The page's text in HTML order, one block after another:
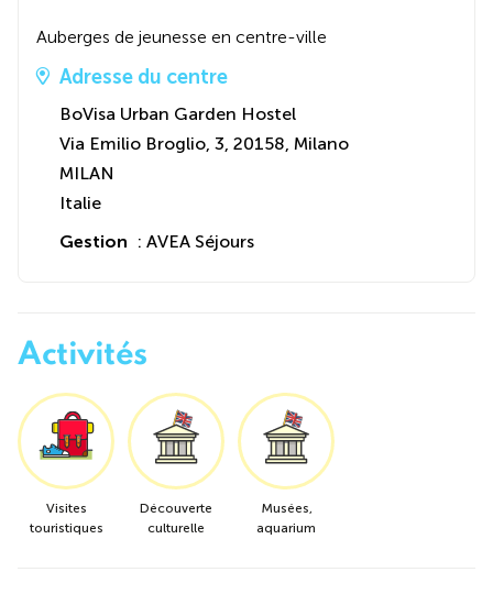
Auberges de jeunesse en centre-ville
Adresse du centre
BoVisa Urban Garden Hostel
Via Emilio Broglio, 3, 20158, Milano
MILAN
Italie
Gestion : AVEA Séjours
Activités
Visites
touristiques
Découverte
culturelle
Musées,
aquarium